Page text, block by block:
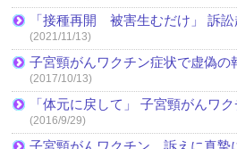
「接種再開 被害生むだけ」 訴
(2021/11/13)
子宮頸がんワクチン症状で虚偽の
(2017/10/13)
「体元に戻して」 子宮頸がんワ
(2016/9/29)
子宮頸がんワクチン、訴えに真摯